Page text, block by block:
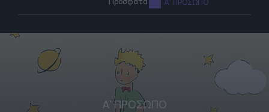
Α' ΠΡΟΣΩΠΟ